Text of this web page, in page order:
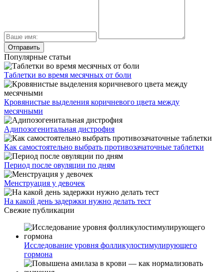
Популярные статьи
Таблетки во время месячных от боли
Кровянистые выделения коричневого цвета между
месячными
Адипозогенитальная дистрофия
Как самостоятельно выбрать противозачаточные таблетки
Период после овуляции по дням
Менструация у девочек
На какой день задержки нужно делать тест
Свежие публикации
Исследование уровня фолликулостимулирующего
гормона